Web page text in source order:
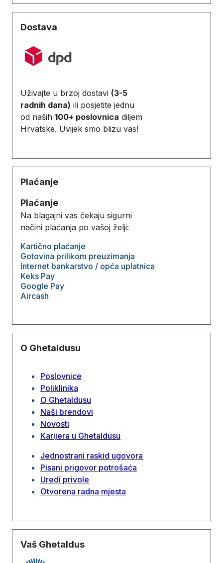
Dostava
Uživajte u brzoj dostavi (3-5
radnih dana) ili posjetite jednu
od naših 100+ poslovnica diljem
Hrvatske. Uvijek smo blizu vas!
Plaćanje
Plaćanje
Na blagajni vas čekaju sigurni
načini plaćanja po vašoj želji:
Kartično plaćanje
Gotovina prilikom preuzimanja
Internet bankarstvo / opća uplatnica
Keks Pay
Google Pay
Aircash
O Ghetaldusu
Poslovnice
Poliklinika
O Ghetaldusu
Naši brendovi
Novosti
Karijera u Ghetaldusu
Jednostrani raskid ugovora
Pisani prigovor potrošaća
Uredi privole
Otvorena radna mjesta
Vaš Ghetaldus